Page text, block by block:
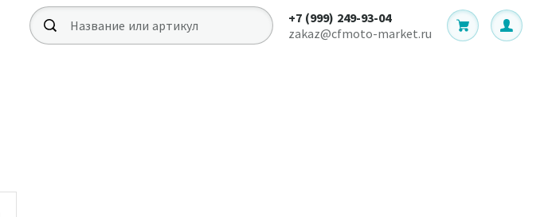
+7 (999) 249-93-04
zakaz@cfmoto-market.ru